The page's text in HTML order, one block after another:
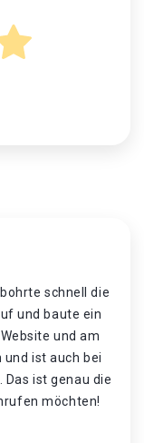
schnell die
und baute ein
und am
ist auch bei
Das ist genau die
möchten!